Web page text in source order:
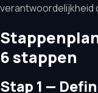
verantwoordelijkheid
6 stappen
Stap 1 —